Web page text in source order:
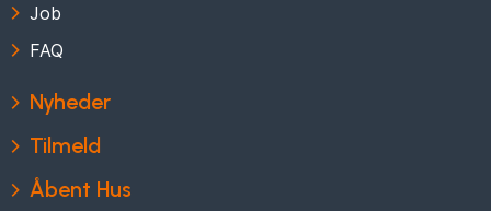
Job
FAQ
Nyheder
Tilmeld
Åbent Hus